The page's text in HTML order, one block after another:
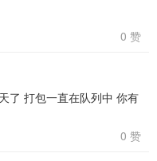
0 赞
了 打包一直在队列中 你有
0 赞